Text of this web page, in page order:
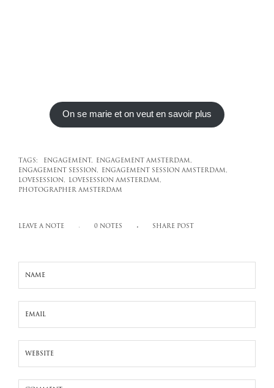
On se marie et on veut en savoir plus
TAGS: ENGAGEMENT,
ENGAGEMENT AMSTERDAM,
ENGAGEMENT SESSION,
ENGAGEMENT SESSION AMSTERDAM,
LOVESESSION,
LOVESESSION AMSTERDAM,
PHOTOGRAPHER AMSTERDAM
LEAVE A NOTE 0 NOTES SHARE POST